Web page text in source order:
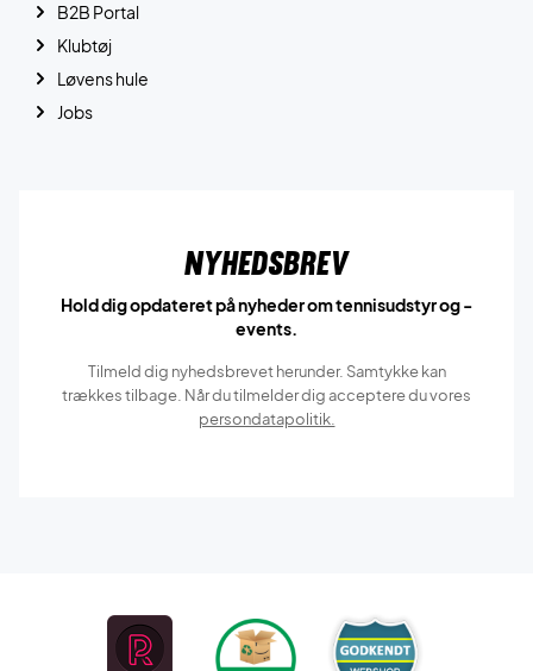
B2B Portal
Klubtøj
Løvens hule
Jobs
Nyhedsbrev
Hold dig opdateret på nyheder om tennisudstyr og -
events.
Tilmeld dig nyhedsbrevet herunder. Samtykke kan
trækkes tilbage. Når du tilmelder dig acceptere du vores
persondatapolitik.